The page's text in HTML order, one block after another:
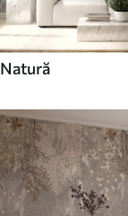
Natură